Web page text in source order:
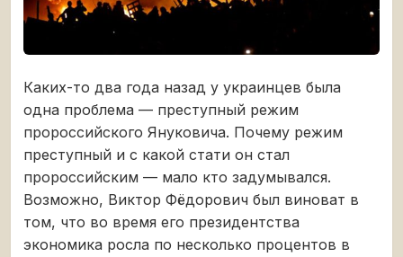
Каких-то два года назад у украинцев была
одна проблема — преступный режим
пророссийского Януковича. Почему режим
преступный и с какой стати он стал
пророссийским — мало кто задумывался.
Возможно, Виктор Фёдорович был виноват в
том, что во время его президентства
экономика росла по несколько процентов в